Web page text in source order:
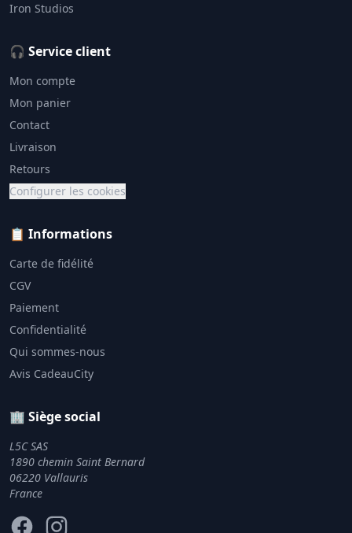
Iron Studios
🎧 Service client
Mon compte
Mon panier
Contact
Livraison
Retours
Configurer les cookies
📋 Informations
Carte de fidélité
CGV
Paiement
Confidentialité
Qui sommes-nous
Avis CadeauCity
🏢 Siège social
L5C SAS
1890 chemin Saint Bernard
06220 Vallauris
France
FacebookInstagram